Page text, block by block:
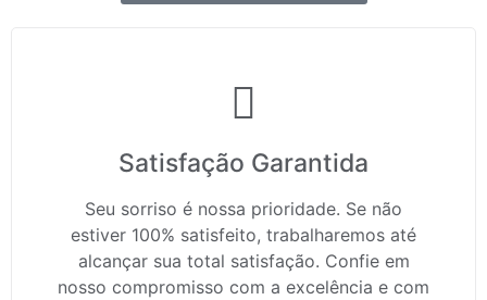
Satisfação Garantida
Seu sorriso é nossa prioridade. Se não
estiver 100% satisfeito, trabalharemos até
alcançar sua total satisfação. Confie em
nosso compromisso com a excelência e com